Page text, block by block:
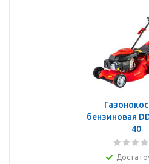
бензиновая
40